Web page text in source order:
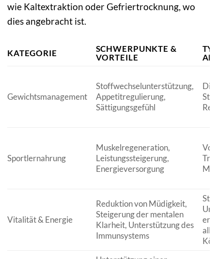
wie Kaltextraktion oder Gefriertrocknung, wo
dies angebracht ist.
KATEGORIE
SCHWERPUNKTE &
VORTEILE
Gewichtsmanagement
Stoffwechselunterstützung,
Appetitregulierung,
Sättigungsgefühl
Sportlernahrung
Muskelregeneration,
Leistungssteigerung,
Energieversorgung
Vitalität & Energie
Reduktion von Müdigkeit,
Steigerung der mentalen
Klarheit, Unterstützung des
Immunsystems